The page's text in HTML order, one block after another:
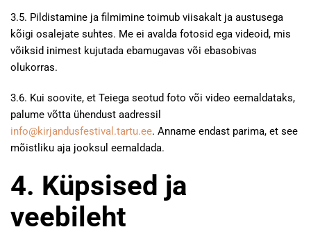
3.5. Pildistamine ja filmimine toimub viisakalt ja austusega
kõigi osalejate suhtes. Me ei avalda fotosid ega videoid, mis
võiksid inimest kujutada ebamugavas või ebasobivas
olukorras.
3.6. Kui soovite, et Teiega seotud foto või video eemaldataks,
palume võtta ühendust aadressil
info@kirjandusfestival.tartu.ee. Anname endast parima, et see
mõistliku aja jooksul eemaldada.
4. Küpsised ja
veebileht